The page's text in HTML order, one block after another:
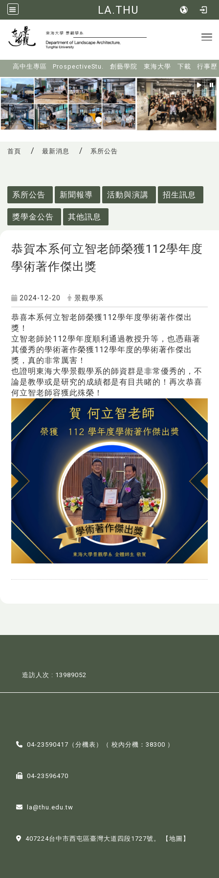
LA.THU
高中生專區 ProspectiveStu. 創藝學院 東海大學 下載 行事歷
首頁 最新消息 系所公告
系所公告
新聞報導 活動與演講 招生訊息
獎學金公告 其他訊息
恭賀本系何立智老師榮獲112學年度
學術著作傑出獎
2024-12-20 景觀學系
恭喜本系何立智老師榮獲112學年度學術著作傑出
獎！
立智老師於112學年度順利通過教授升等，也憑藉著
其優秀的學術著作榮獲112學年度的學術著作傑出
獎，真的非常厲害！
也證明東海大學景觀學系的師資群是非常優秀的，不
論是教學或是研究的成績都是有目共睹的！再次恭喜
何立智老師容獲此殊榮！
造訪人次 : 13989052
04-23590417（分機表 ）（ 校內分機：38300 ）
04-23596470
la@thu.edu.tw
407224台中市西屯區臺灣大道四段1727號。 【地圖】